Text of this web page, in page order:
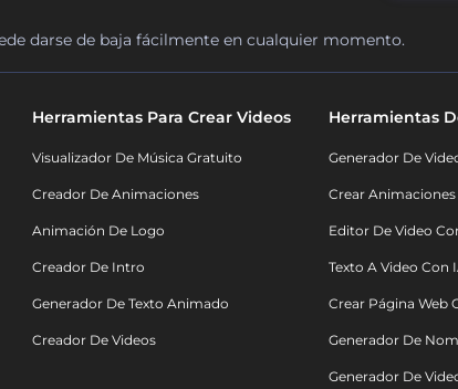
darse de baja fácilmente en cualquier momento.
Herramientas Para Crear Videos
Visualizador De Música Gratuito
Creador De Animaciones
Animación De Logo
Creador De Intro
Generador De Texto Animado
Creador De Videos
Herramientas
Generador De
Crear
Editor De Video
Texto A Video Con
Crear Página Web
Generador De
Generador De